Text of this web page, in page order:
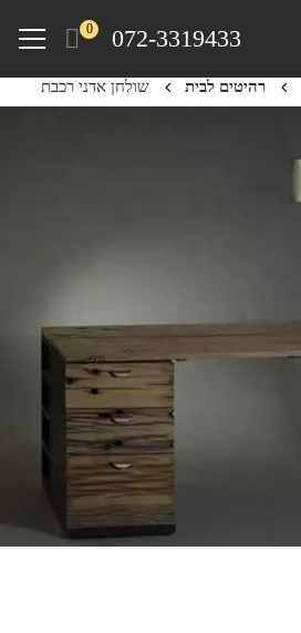
072-3319433
0
Menu
רהיטים לבית שולחן אדני רכבת